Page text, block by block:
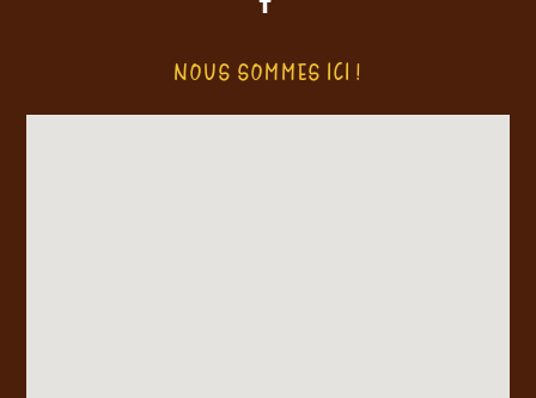
NOUS SOMMES ICI !